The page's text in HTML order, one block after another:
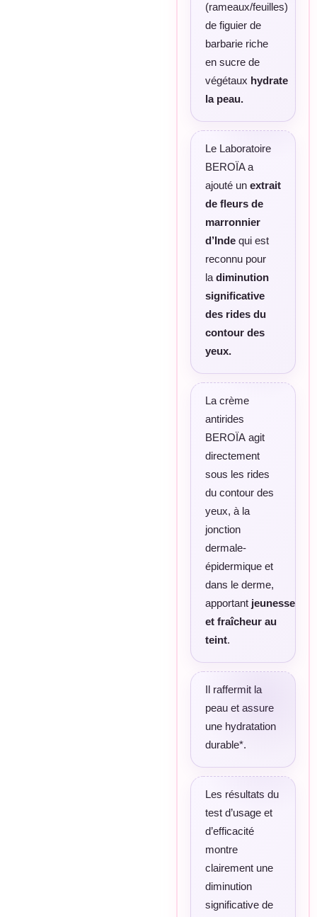
(rameaux/feuilles)
de figuier de
barbarie riche
en sucre de
végétaux hydrate
la peau.
Le Laboratoire
BEROÏA a
ajouté un extrait
de fleurs de
marronnier
d’Inde qui est
reconnu pour
la diminution
significative
des rides du
contour des
yeux.
La crème
antirides
BEROÏA agit
directement
sous les rides
du contour des
yeux, à la
jonction
dermale-
épidermique et
dans le derme,
apportant jeunesse
et fraîcheur au
teint.
Il raffermit la
peau et assure
une hydratation
durable*.
Les résultats du
test d’usage et
d’efficacité
montre
clairement une
diminution
significative de